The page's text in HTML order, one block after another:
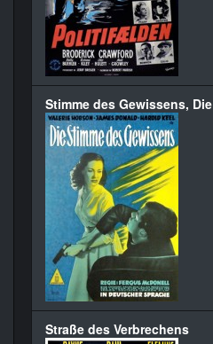
Stimme des Gewissens, Die
Straße des Verbrechens